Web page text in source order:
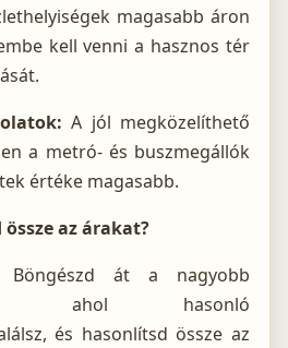
magasabb áron
kell venni a hasznos tér
A jól megközelíthető
a metró- és buszmegállók
értéke magasabb.
az árakat?
Böngészd át a nagyobb
ahol hasonló
és hasonlítsd össze az